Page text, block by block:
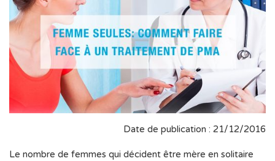
Date de publication : 21/12/2016
Le nombre de femmes qui décident être mère en solitaire